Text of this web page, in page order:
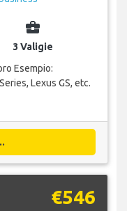
business_center
3 Valigie
Esempio:
Lexus GS, etc.
€546